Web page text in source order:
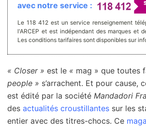
avec notre service :
Le 118 412 est un service renseignement
l'ARCEP et est indépendant des marques et
Les conditions tarifaires sont disponibles sur
« Closer » est le « mag » que toutes
people » s’arrachent. Et pour cause,
est édité par la société Mandadori
des actualités croustillantes sur les
entier avec des titres-chocs. Ce